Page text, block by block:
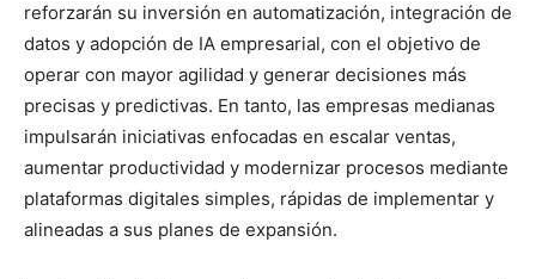
reforzarán su inversión en automatización, integración de
datos y adopción de IA empresarial, con el objetivo de
operar con mayor agilidad y generar decisiones más
precisas y predictivas. En tanto, las empresas medianas
impulsarán iniciativas enfocadas en escalar ventas,
aumentar productividad y modernizar procesos mediante
plataformas digitales simples, rápidas de implementar y
alineadas a sus planes de expansión.